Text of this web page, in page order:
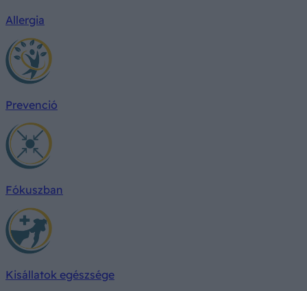
Allergia
Prevenció
Fókuszban
Kisállatok egészsége